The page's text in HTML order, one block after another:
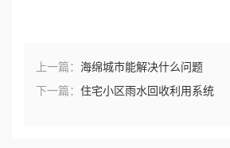
上一篇： 海绵城市能解决什么问题
下一篇： 住宅小区雨水回收利用系统